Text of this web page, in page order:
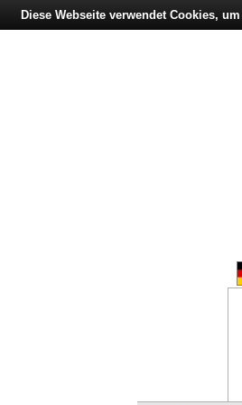
Diese Webseite verwendet Cookies,